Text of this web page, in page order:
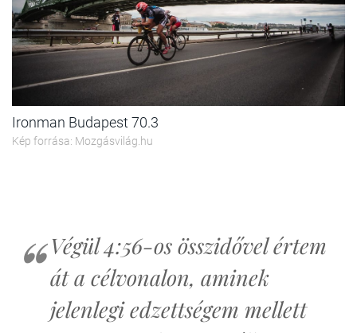
Ironman Budapest 70.3
Kép forrása: Mozgásvilág.hu
Végül 4:56-os összidővel értem
át a célvonalon, aminek
jelenlegi edzettségem mellett